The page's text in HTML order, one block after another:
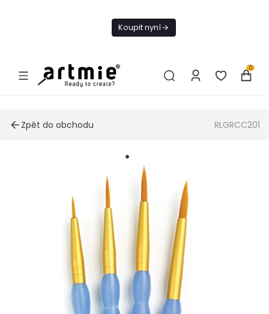
Koupit nyní
0
Zpět do obchodu RLGRCC201